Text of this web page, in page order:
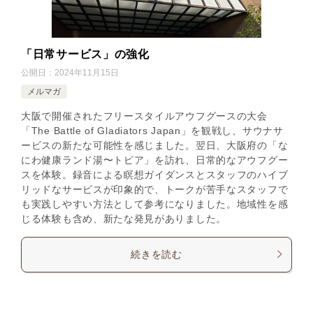
「日常サービス」の強化
公開日： 2024年11月15日
メルマガ
大阪で開催されたフリースタイルアウフグースの大会
「The Battle of Gladiators Japan」を観戦し、サウナサ
ービスの新たな可能性を感じました。翌日、大阪府の「な
にわ健康ランド湯〜トピア」を訪れ、日常的なアウフグー
スを体験。録音による瞑想ガイダンスとスタッフのハイブ
リッドなサービスが印象的で、トークが苦手なスタッフで
も実践しやすい方法として参考になりました。地域性を感
じる体験も含め、新たな発見がありました。
続きを読む